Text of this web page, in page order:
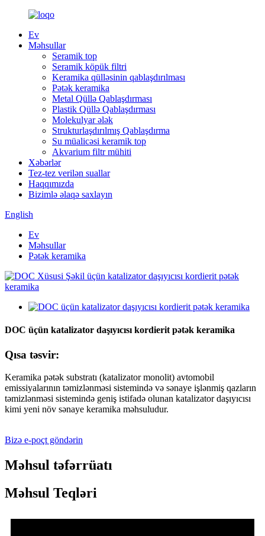
Ev
Məhsullar
Seramik top
Seramik köpük filtri
Keramika qülləsinin qablaşdırılması
Pətək keramika
Metal Qüllə Qablaşdırması
Plastik Qüllə Qablaşdırması
Molekulyar ələk
Strukturlaşdırılmış Qablaşdırma
Su müalicəsi keramik top
Akvarium filtr mühiti
Xəbərlər
Tez-tez verilən suallar
Haqqımızda
Bizimlə əlaqə saxlayın
English
Ev
Məhsullar
Pətək keramika
DOC üçün katalizator daşıyıcısı kordierit pətək keramika
Qısa təsvir:
Keramika pətək substratı (katalizator monolit) avtomobil
emissiyalarının təmizlənməsi sistemində və sənaye işlənmiş qazların
təmizlənməsi sistemində geniş istifadə olunan katalizator daşıyıcısı
kimi yeni növ sənaye keramika məhsuludur.
Bizə e-poçt göndərin
Məhsul təfərrüatı
Məhsul Teqləri